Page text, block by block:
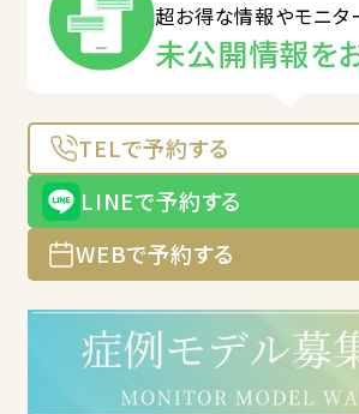
超お得な情報やモニ
未公開情報を
TELで予約する
LINEで予約する
WEBで予約する